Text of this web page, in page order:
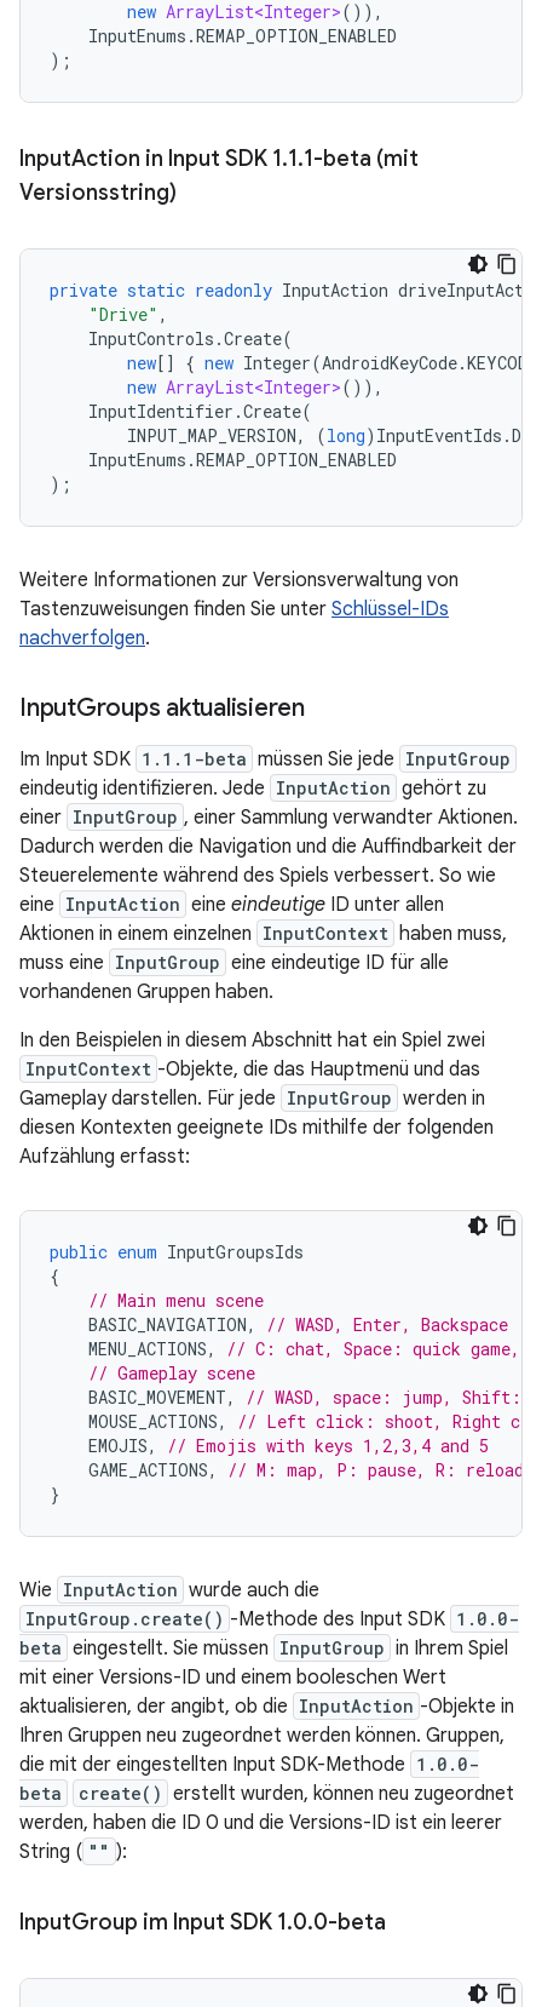
new ArrayList<Integer>()),
InputEnums .REMAP_OPTION_ENABLED
);
InputAction in Input SDK 1.1.1-beta (mit
Versionsstring)
private static readonly InputAction
"Drive" ,
InputControls .Create(
new [] { new Integer(AndroidKeyCode.
new ArrayList<Integer>()),
InputIdentifier .Create(
INPUT_MAP_VERSION, (long) InputEventIds .
InputEnums .REMAP_OPTION_ENABLED
);
Weitere Informationen zur Versionsverwaltung von
Tastenzuweisungen finden Sie unter Schlüssel-IDs
nachverfolgen.
InputGroups aktualisieren
Im Input SDK 1.1.1-beta müssen Sie jede InputGroup
eindeutig identifizieren. Jede InputAction gehört zu
einer InputGroup , einer Sammlung verwandter Aktionen.
Dadurch werden die Navigation und die Auffindbarkeit der
Steuerelemente während des Spiels verbessert. So wie
eine InputAction eine eindeutige ID unter allen
Aktionen in einem einzelnen InputContext haben muss,
muss eine InputGroup eine eindeutige ID für alle
vorhandenen Gruppen haben.
In den Beispielen in diesem Abschnitt hat ein Spiel zwei
InputContext -Objekte, die das Hauptmenü und das
Gameplay darstellen. Für jede InputGroup werden in
diesen Kontexten geeignete IDs mithilfe der folgenden
Aufzählung erfasst:
public enum InputGroupsIds
{
// Main menu scene
BASIC_NAVIGATION,
// WASD, Enter, Backspace
MENU_ACTIONS,
// C: chat, Space: quick game,
// Gameplay scene
BASIC_MOVEMENT,
// WASD, space: jump, Shift:
MOUSE_ACTIONS,
// Left click: shoot, Right
EMOJIS,
// Emojis with keys 1,2,3,4 and 5
GAME_ACTIONS,
// M: map, P: pause, R: reload
}
Wie InputAction wurde auch die
InputGroup.create() -Methode des Input SDK 1.0.0-
beta eingestellt. Sie müssen InputGroup in Ihrem Spiel
mit einer Versions-ID und einem booleschen Wert
aktualisieren, der angibt, ob die InputAction -Objekte in
Ihren Gruppen neu zugeordnet werden können. Gruppen,
die mit der eingestellten Input SDK-Methode 1.0.0-
beta
create() erstellt wurden, können neu zugeordnet
werden, haben die ID 0 und die Versions-ID ist ein leerer
String ( "" ):
InputGroup im Input SDK 1.0.0-beta